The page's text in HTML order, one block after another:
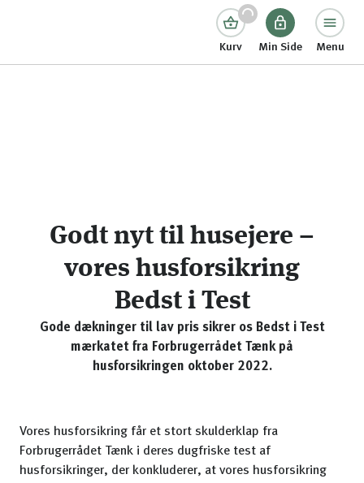
Kurv Min Side Menu
Godt nyt til husejere –
vores husforsikring
Bedst i Test
Gode dækninger til lav pris sikrer os Bedst i Test
mærkatet fra Forbrugerrådet Tænk på
husforsikringen oktober 2022.
Vores husforsikring får et stort skulderklap fra
Forbrugerrådet Tænk i deres dugfriske test af
husforsikringer, der konkluderer, at vores husforsikring